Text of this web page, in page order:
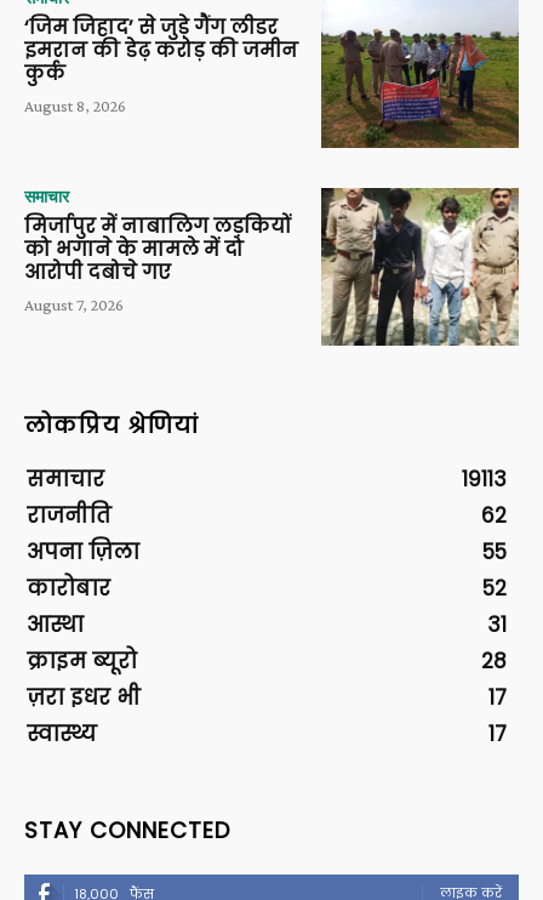
‘जिम जिहाद’ से जुड़े गैंग लीडर
इमरान की डेढ़ करोड़ की जमीन
कुर्क
August 8, 2026
समाचार
मिर्जापुर में नाबालिग लड़कियों
को भगाने के मामले में दो
आरोपी दबोचे गए
August 7, 2026
लोकप्रिय श्रेणियां
समाचार
19113
राजनीति
62
अपना ज़िला
55
कारोबार
52
आस्था
31
क्राइम ब्यूरो
28
ज़रा इधर भी
17
स्वास्थ्य
17
STAY CONNECTED
18,000 फैंस लाइक करें